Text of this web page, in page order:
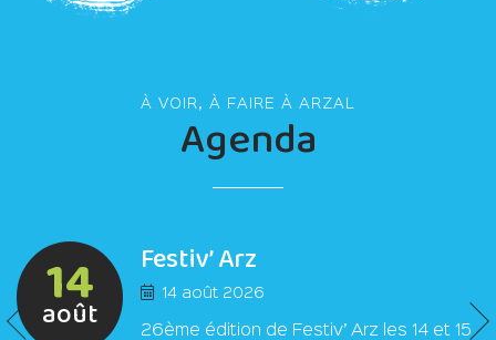
À VOIR, À FAIRE À ARZAL
Agenda
14
août
Festiv’ Arz
14 août 2026
26ème édition de Festiv’ Arz les 14 et 15